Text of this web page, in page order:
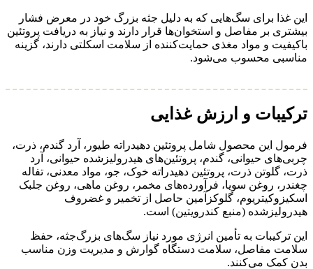
این غذا برای سگ‌هایی که به دلیل جثه بزرگ خود در معرض فشار
بیشتری بر مفاصل و استخوان‌ها قرار دارند و نیاز به دریافت پروتئین
باکیفیت و مواد مغذی حمایت‌کننده از سلامت اسکلتی دارند، گزینه
مناسبی محسوب می‌شود.
ترکیبات و ارزش غذایی
فرمول این محصول شامل پروتئین دهیدراته طیور، آرد گندم، ذرت،
چربی‌های حیوانی، گندم، پروتئین‌های هیدرولیزشده حیوانی، آرد
ذرت، گلوتن ذرت، پروتئین دهیدراته خوک، جو، مواد معدنی، تفاله
چغندر، روغن سویا، فرآورده‌های مخمر، روغن ماهی، روغن جلبک
اسکیزوکیتریوم، گلوکزآمین حاصل از تخمیر و غضروف
هیدرولیزشده (منبع کندرویتین) است.
این ترکیبات به تأمین انرژی مورد نیاز سگ‌های بزرگ‌جثه، حفظ
سلامت مفاصل، سلامت دستگاه گوارش و مدیریت وزن مناسب
بدن کمک می‌کنند.